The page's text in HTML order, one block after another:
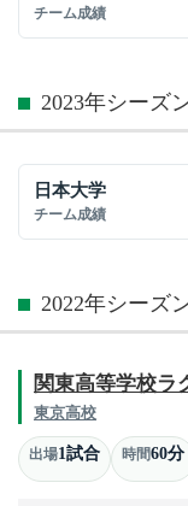
チーム成績
2023年シーズ
日本大学
チーム成績
2022年シーズ
関東高等学校ラ
東京高校
出場1試合 時間60分